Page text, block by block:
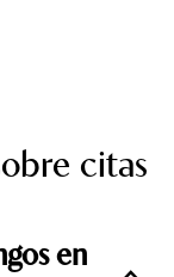
citas
en